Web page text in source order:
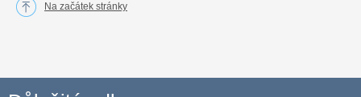
Na začátek stránky